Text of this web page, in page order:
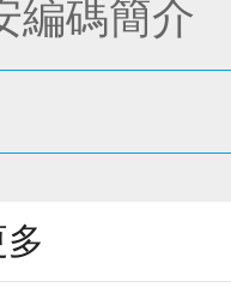
編碼簡介